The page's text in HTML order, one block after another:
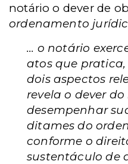
notário o dever de
ordenamento
... o notário
atos que
dois aspectos
revela o dever
desempenhar
ditames do
conforme o
sustentáculo de